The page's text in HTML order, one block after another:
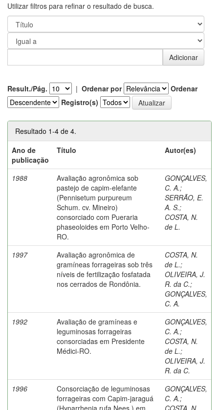
Utilizar filtros para refinar o resultado de busca.
Result./Pág. | Ordenar por
Ordenar
Registro(s)
Resultado 1-4 de 4.
Ano de
publicação
Título Autor(es)
1988
Avaliação agronômica sob
pastejo de capim-elefante
(Pennisetum purpureum
Schum. cv. Mineiro)
consorciado com Pueraria
phaseoloides em Porto Velho-
RO.
GONÇALVES,
C. A.;
SERRÃO, E.
A. S.;
COSTA, N.
de L.
1997
Avaliação agronômica de
gramíneas forrageiras sob três
níveis de fertilização fosfatada
nos cerrados de Rondônia.
COSTA, N.
de L.;
OLIVEIRA, J.
R. da C.;
GONÇALVES,
C. A.
1992
Avaliação de gramíneas e
leguminosas forrageiras
consorciadas em Presidente
Médici-RO.
GONÇALVES,
C. A.;
COSTA, N.
de L.;
OLIVEIRA, J.
R. da C.
1996
Consorciação de leguminosas
forrageiras com Capim-jaraguá
(Hyparrhenia rufa Nees.) em
GONÇALVES,
C. A.;
COSTA, N.